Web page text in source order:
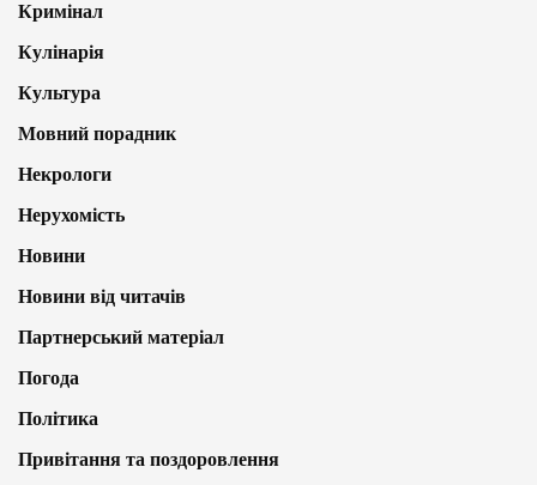
Кримінал
Кулінарія
Культура
Мовний порадник
Некрологи
Нерухомість
Новини
Новини від читачів
Партнерський матеріал
Погода
Політика
Привітання та поздоровлення